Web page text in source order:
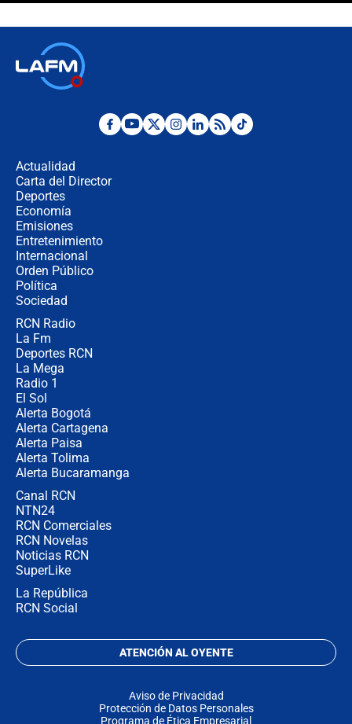
revela cómo venció a la “casta
Las razones para escoger al nuevo
Actualidad
Carta del Director
Deportes
Economía
Emisiones
Entretenimiento
Internacional
Orden Público
Política
Sociedad
RCN Radio
La Fm
Deportes RCN
La Mega
Radio 1
El Sol
Alerta Bogotá
Alerta Cartagena
Alerta Paisa
Alerta Tolima
Alerta Bucaramanga
Canal RCN
NTN24
RCN Comerciales
RCN Novelas
Noticias RCN
SuperLike
La República
RCN Social
ATENCIÓN AL OYENTE
Aviso de Privacidad
Protección de Datos Personales
Programa de Ética Empresarial